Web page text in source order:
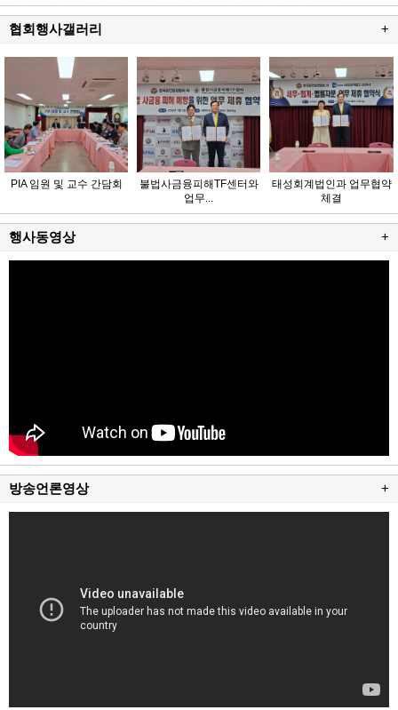
협회행사갤러리 +
PIA 임원 및 교수 간담회
불법사금융피해TF센터와
업무...
태성회계법인과 업무협약
체결
행사동영상 +
방송언론영상 +